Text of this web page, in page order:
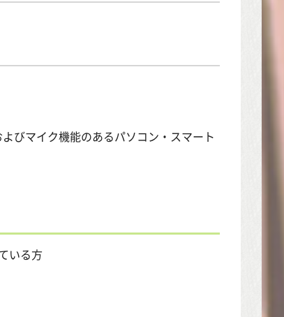
マイク機能のあるパソコン・スマート
いる方